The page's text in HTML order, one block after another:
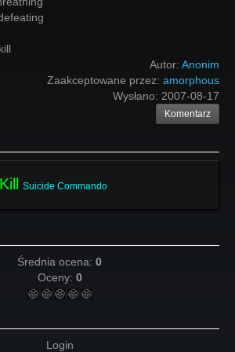
Autor: Anonim
Zaakceptowane przez: amorphous
Wysłano: 2007-08-17
Komentarz
Suicide Commando
Średnia ocena: 0
Oceny: 0
Login